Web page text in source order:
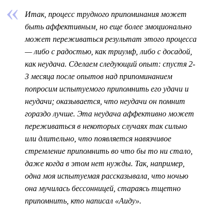
Итак, процесс трудного припоминания может
быть аффективным, но еще более эмоционально
может переживаться результат этого процесса
— либо с радостью, как триумф, либо с досадой,
как неудача. Сделаем следующий опыт: спустя 2-
3 месяца после опытов над припоминанием
попросим испытуемого припомнить его удачи и
неудачи; оказывается, что неудачи он помнит
гораздо лучше. Эта неудача аффективно может
переживаться в некоторых случаях так сильно
или длительно, что появляется навязчивое
стремление припомнить во что бы то ни стало,
даже когда в этом нет нужды. Так, например,
одна моя испытуемая рассказывала, что ночью
она мучилась бессонницей, стараясь тщетно
припомнить, кто написал «Аиду».